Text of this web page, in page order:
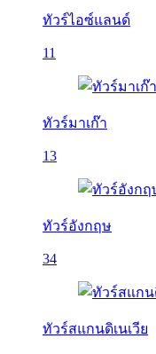
ทัวร์ไอซ์แลนด์
11
ทัวร์มาเก๊า
13
ทัวร์อังกฤษ
34
ทัวร์สแกนดิเนเวีย